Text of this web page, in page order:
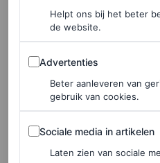
Barbie-
Lipa (die de rol van
Helpt ons bij het beter
de website.
Advertenties
Advertenties
Beter aanleveren van
gebruik van cookies.
Sociale media in artikelen
Sociale media in artikelen
Laten zien van sociale